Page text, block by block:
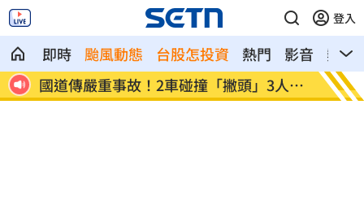
登入
即時 颱風動態 台股怎投資 熱門 影音
熱搜
送
盤前／台指夜盤彈285點 台股拚延續反
彈
美股
點